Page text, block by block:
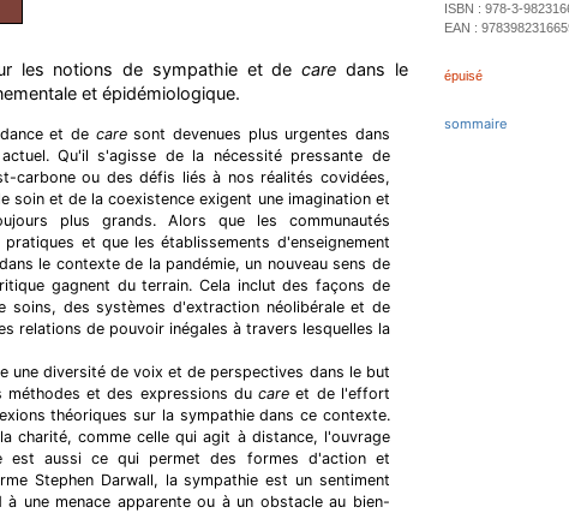
les notions de sympathie et decare dans le
et épidémiologique.
et de caresont devenues plus urgentes dans
actuel. Qu'il s'agisse de la nécessité pressante de
carbone ou des défis liés à nos réalités covidées,
soin et de la coexistence exigent une imagination et
plus grands. Alors que les communautés
et que les établissements d'enseignement
le contexte de la pandémie, un nouveau sens de
gagnent du terrain. Cela inclut des façons de
soins, des systèmes d'extraction néolibérale et de
relations de pouvoir inégales à travers lesquelles la
une diversité de voix et de perspectives dans le but
méthodes et des expressions ducare et de l'effort
théoriques sur la sympathie dans ce contexte.
charité, comme celle qui agit à distance, l'ouvrage
est aussi ce qui permet des formes d'action et
Stephen Darwall, la sympathie est un sentiment
une menace apparente ou à un obstacle au bien-
ISBN : 978-3-
EAN :
épuisé
sommaire